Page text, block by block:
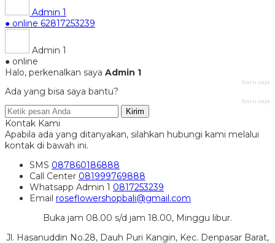
Admin 1
● online 62817253239
Admin 1
● online
Halo, perkenalkan saya Admin 1
baru saja
Ada yang bisa saya bantu?
baru saja
Kirim
Kontak Kami
Apabila ada yang ditanyakan, silahkan hubungi kami melalui
kontak di bawah ini.
SMS 087860186888
Call Center 081999769888
Whatsapp Admin 1 0817253239
Email roseflowershopbali@gmail.com
Buka jam 08.00 s/d jam 18.00, Minggu libur.
Jl. Hasanuddin No.28, Dauh Puri Kangin, Kec. Denpasar Barat,